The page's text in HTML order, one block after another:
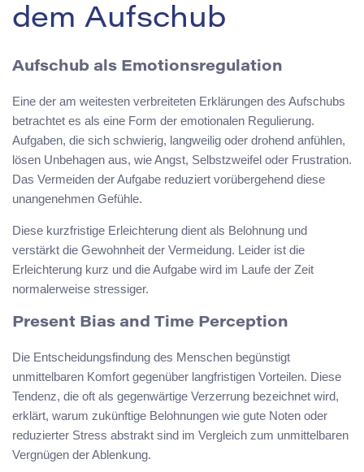
dem Aufschub
Aufschub als Emotionsregulation
Eine der am weitesten verbreiteten Erklärungen des Aufschubs
betrachtet es als eine Form der emotionalen Regulierung.
Aufgaben, die sich schwierig, langweilig oder drohend anfühlen,
lösen Unbehagen aus, wie Angst, Selbstzweifel oder Frustration.
Das Vermeiden der Aufgabe reduziert vorübergehend diese
unangenehmen Gefühle.
Diese kurzfristige Erleichterung dient als Belohnung und
verstärkt die Gewohnheit der Vermeidung. Leider ist die
Erleichterung kurz und die Aufgabe wird im Laufe der Zeit
normalerweise stressiger.
Present Bias and Time Perception
Die Entscheidungsfindung des Menschen begünstigt
unmittelbaren Komfort gegenüber langfristigen Vorteilen. Diese
Tendenz, die oft als gegenwärtige Verzerrung bezeichnet wird,
erklärt, warum zukünftige Belohnungen wie gute Noten oder
reduzierter Stress abstrakt sind im Vergleich zum unmittelbaren
Vergnügen der Ablenkung.